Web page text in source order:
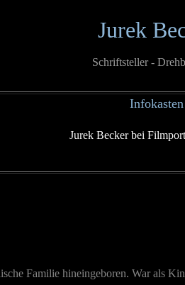
Jurek
Schriftsteller -
Infokasten
Jurek Becker bei
Familie hineingeboren. War als